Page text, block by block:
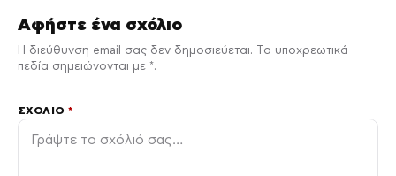
Αφήστε ένα σχόλιο
Η διεύθυνση email σας δεν δημοσιεύεται. Τα υποχρεωτικά
πεδία σημειώνονται με *.
ΣΧΌΛΙΟ*